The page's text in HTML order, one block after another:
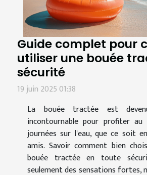
Guide complet pour
utiliser une bouée
sécurité
19 juin 2025 01:38
La bouée tractée est
incontournable pour profiter au
journées sur l'eau, que ce soit
amis. Savoir comment bien
bouée tractée en toute
seulement des sensations fortes,